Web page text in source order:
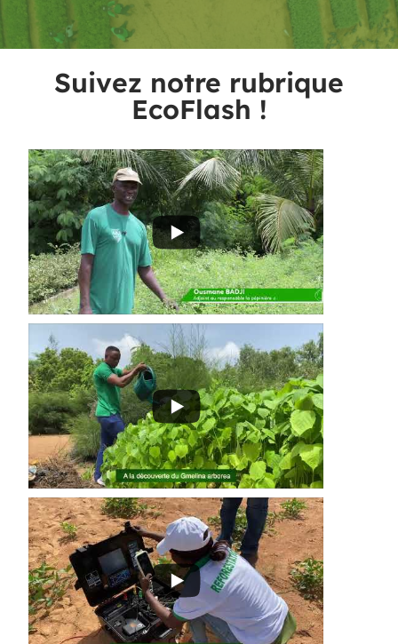
Suivez notre rubrique
EcoFlash !